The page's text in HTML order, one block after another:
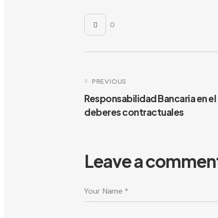
0
Post
PREVIOUS
Responsabilidad Bancaria en
deberes contractuales
Leave a